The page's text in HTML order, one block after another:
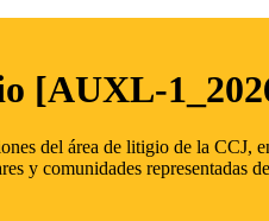
[AUXL-
del área de litigio de la
y comunidades representadas